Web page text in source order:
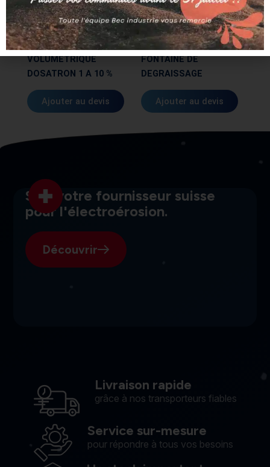
APPAREILLAGES
MELANGEUR
VOLUMETRIQUE
DOSATRON 1 A 10 %
Ajouter au devis
APPAREILLAGES
FONTAINE DE
DEGRAISSAGE
Ajouter au devis
SGI, votre fournisseur suisse
pour l'électroérosion.
Découvrir
Livraison rapide
grâce à nos transporteurs fiables
Service sur-mesure
pour répondre à tous vos besoins